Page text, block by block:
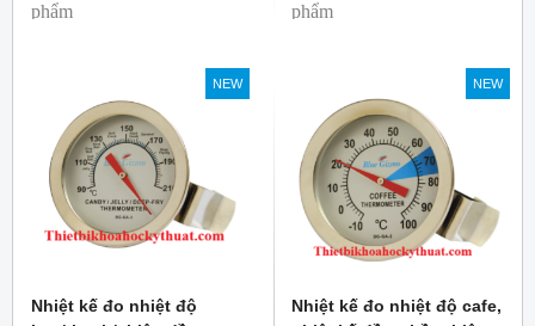
phẩm
Thương hiệu: Blue Gizmo
phẩm
Thương hiệu: Blue Gizmo
NEW
Nhiệt kế đo nhiệt độ
NEW
Nhiệt kế đo nhiệt độ cafe,